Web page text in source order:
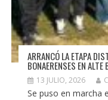
ARRANCÓ LA ETAPA
BONAERENSES EN ALTE
13 JULIO, 2026
Se puso en marcha